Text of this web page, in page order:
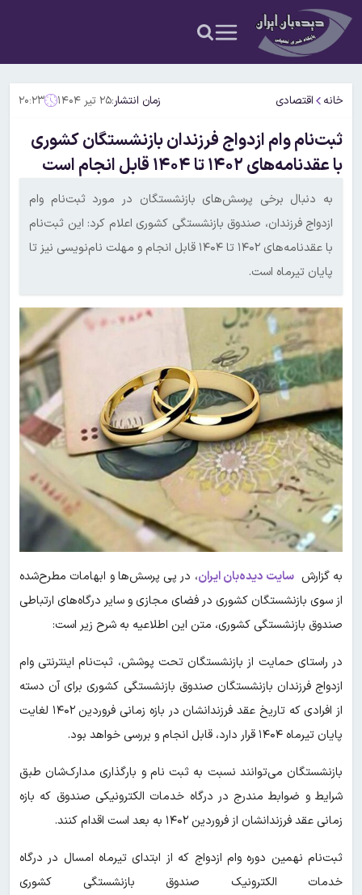
خانه اقتصادی زمان انتشار:۲۵ تیر ۱۴۰۴ ۲۰:۲۳
ثبت‌نام وام ازدواج فرزندان بازنشستگان کشوری
با عقدنامه‌های ۱۴۰۲ تا ۱۴۰۴ قابل انجام است
به دنبال برخی پرسش‌های بازنشستگان در مورد ثبت‌نام وام
ازدواج فرزندان، صندوق بازنشستگی کشوری اعلام کرد: این ثبت‌نام
با عقدنامه‌های ۱۴۰۲ تا ۱۴۰۴ قابل انجام و مهلت نام‌نویسی نیز تا
پایان تیرماه است.
به گزارش سایت دیده‌بان ایران، در پی پرسش‌ها و ابهامات مطرح‌شده
از سوی بازنشستگان کشوری در فضای مجازی و سایر درگاه‌های ارتباطی
صندوق بازنشستگی کشوری، متن این اطلاعیه به شرح زیر است:
در راستای حمایت از بازنشستگان تحت پوشش، ثبت‌نام اینترنتی وام
ازدواج فرزندان بازنشستگان صندوق بازنشستگی کشوری برای آن دسته
از افرادی که تاریخ عقد فرزندانشان در بازه زمانی فروردین ۱۴۰۲ لغایت
پایان تیرماه ۱۴۰۴ قرار دارد، قابل انجام و بررسی خواهد بود.
بازنشستگان می‌توانند نسبت به ثبت نام و بارگذاری مدارک‌شان طبق
شرایط و ضوابط مندرج در درگاه خدمات الکترونیکی صندوق که بازه
زمانی عقد فرزندانشان از فروردین ۱۴۰۲ به بعد است اقدام کنند.
ثبت‌نام نهمین دوره وام ازدواج که از ابتدای تیرماه امسال در درگاه
خدمات الکترونیک صندوق بازنشستگی کشوری